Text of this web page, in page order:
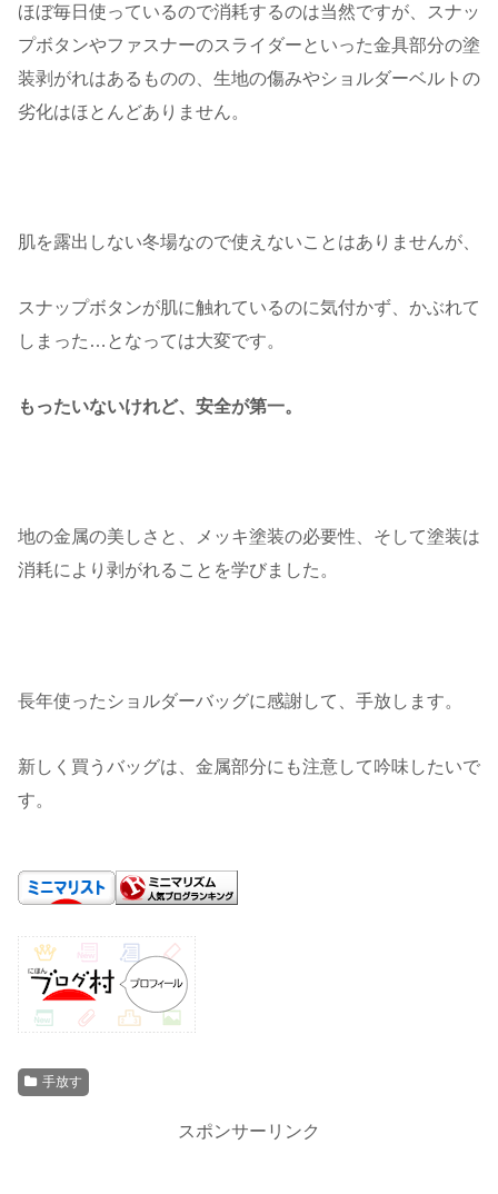
ほぼ毎日使っているので消耗するのは当然ですが、スナッ
プボタンやファスナーのスライダーといった金具部分の塗
装剥がれはあるものの、生地の傷みやショルダーベルトの
劣化はほとんどありません。
肌を露出しない冬場なので使えないことはありませんが、
スナップボタンが肌に触れているのに気付かず、かぶれて
しまった…となっては大変です。
もったいないけれど、安全が第一。
地の金属の美しさと、メッキ塗装の必要性、そして塗装は
消耗により剥がれることを学びました。
長年使ったショルダーバッグに感謝して、手放します。
新しく買うバッグは、金属部分にも注意して吟味したいで
す。
手放す
スポンサーリンク